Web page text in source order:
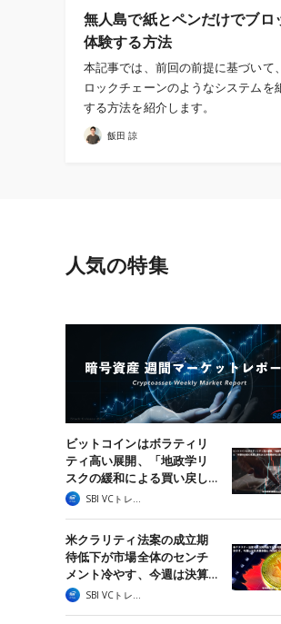
無人島で紙とペンだけでブロ
体験する方法
本記事では、前回の前提に基づいて
ロックチェーンのようなシステムを
する方法を紹介します。
飯田 諒
人気の特集
ビットコインはボラティリ
ティ高い展開、「地政学リ
スクの緩和による買い戻し…
SBI VCトレード
米クラリティ法案の成立期
待低下が市場全体のセンチ
メント冷やす、今週は決算…
SBI VCトレード